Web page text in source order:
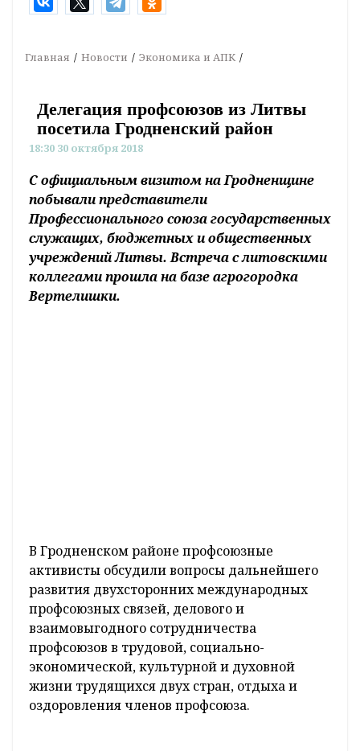
Главная Новости Экономика и АПК
Делегация профсоюзов из Литвы
посетила Гродненский район
18:30 30 октября 2018
С официальным визитом на Гродненщине
побывали представители
Профессионального союза государственных
служащих, бюджетных и общественных
учреждений Литвы. Встреча с литовскими
коллегами прошла на базе агрогородка
Вертелишки.
В Гродненском районе профсоюзные
активисты обсудили вопросы дальнейшего
развития двухсторонних международных
профсоюзных связей, делового и
взаимовыгодного сотрудничества
профсоюзов в трудовой, социально-
экономической, культурной и духовной
жизни трудящихся двух стран, отдыха и
оздоровления членов профсоюза.